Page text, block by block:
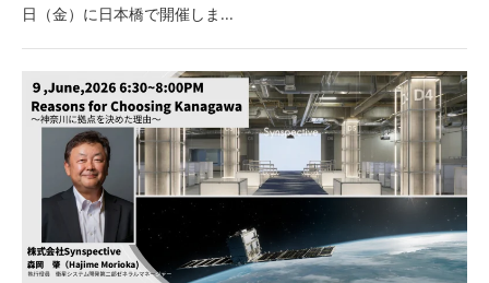
日（金）に日本橋で開催しま...